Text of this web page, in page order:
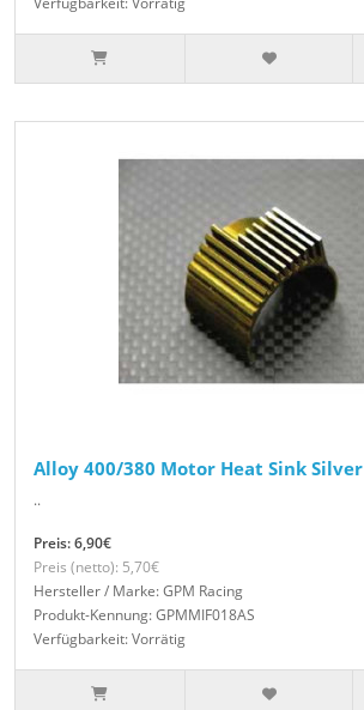
Alloy 400/380 Motor Heat Sink Silver
..
Preis: 6,90€
Preis (netto): 5,70€
Hersteller / Marke: GPM Racing
Produkt-Kennung: GPMMIF018AS
Verfügbarkeit: Vorrätig